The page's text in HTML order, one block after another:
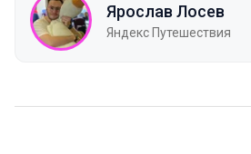
Ярослав Лосев
Яндекс Путешествия